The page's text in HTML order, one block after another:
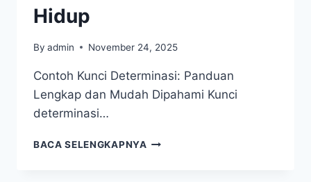
Hidup
By admin November 24, 2025
Contoh Kunci Determinasi: Panduan
Lengkap dan Mudah Dipahami Kunci
determinasi…
BACA SELENGKAPNYA CONTOH